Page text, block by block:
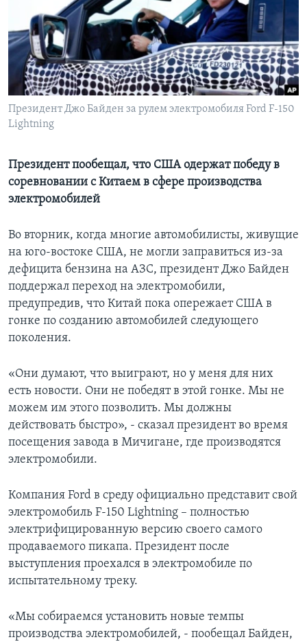
Learning English
СОЦИАЛЬНЫЕ СЕТИ
Языки
Президент Джо Байден за рулем электромобиля Ford F-150
Lightning
Президент пообещал, что США одержат победу в
соревновании с Китаем в сфере производства
электромобилей
Во вторник, когда многие автомобилисты, живущие
на юго-востоке США, не могли заправиться из-за
дефицита бензина на АЗС, президент Джо Байден
поддержал переход на электромобили,
предупредив, что Китай пока опережает США в
гонке по созданию автомобилей следующего
поколения.
«Они думают, что выиграют, но у меня для них
есть новости. Они не победят в этой гонке. Мы не
можем им этого позволить. Мы должны
действовать быстро», - сказал президент во время
посещения завода в Мичигане, где производятся
электромобили.
Компания Ford в среду официально представит свой
электромобиль F-150 Lightning – полностью
электрифицированную версию своего самого
продаваемого пикапа. Президент после
выступления проехался в электромобиле по
испытательному треку.
«Мы собираемся установить новые темпы
производства электромобилей, - пообещал Байден,